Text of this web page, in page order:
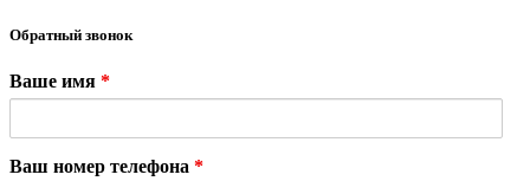
Обратный звонок
Ваше имя *
Ваш номер телефона *